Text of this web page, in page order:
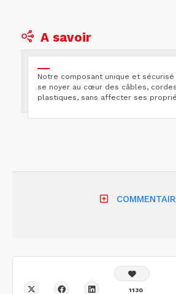
A savoir
Notre composant unique et
se noyer au cœur des câbles,
plastiques, sans affecter ses
1130